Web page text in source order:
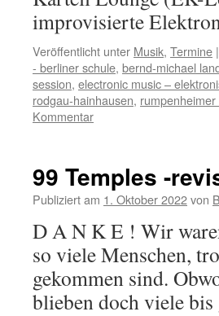
improvisierte
Veröffentlicht unter Musik, Termine |
- berliner schule, bernd-michael
session, electronic music –
rodgau-hainhausen,
Kommentar
99 Temples -
Publiziert am 1. Oktober 2022von
D A N K E ! Wir
so viele Menschen,
gekommen sind.
blieben doch viele